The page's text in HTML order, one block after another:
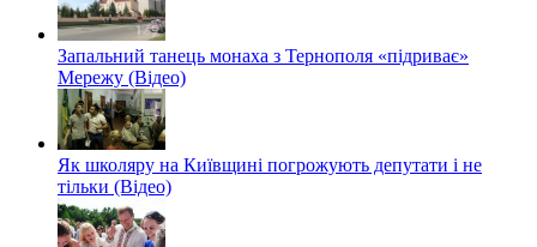
Запальний танець монаха з Тернополя «підриває»
Мережу (Відео)
Як школяру на Київщині погрожують депутати і не
тільки (Відео)